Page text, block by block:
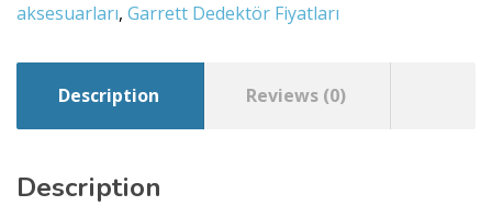
aksesuarları, Garrett Dedektör Fiyatları
Description Reviews (0)
Description